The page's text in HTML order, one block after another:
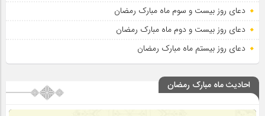
دعای روز بیست و سوم ماه مبارک رمضان
دعای روز بیست و دوم ماه مبارک رمضان
دعای روز بیستم ماه مبارک رمضان
احادیث ماه مبارک رمضان